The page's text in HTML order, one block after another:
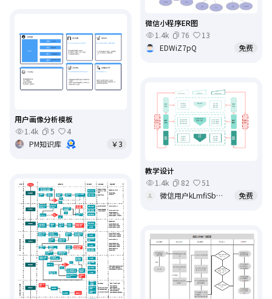
微信小程序ER图
1.4k
76
13
EDWiZ7pQ
免费
用户画像分析模板
1.4k
5
4
PM知识库
￥3
教学设计
1.4k
82
51
微信用户kLmfiSbRUK
免费